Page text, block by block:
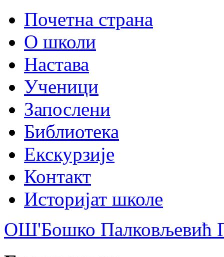
Почетна страна
О школи
Настава
Ученици
Запослени
Библиотека
Екскурзије
Контакт
Историјат школе
ОШ'Бошко Палковљевић